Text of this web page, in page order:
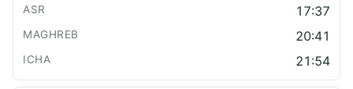
17:37
20:41
21:54